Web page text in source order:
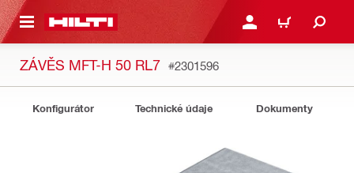
HLAVNÍ OBSAH PŘIHLÁSIT NEBO
KOŠÍK
ZÁVĚS MFT-H 50 RL7 #2301596
Konfigurátor Technické údaje Dokumenty